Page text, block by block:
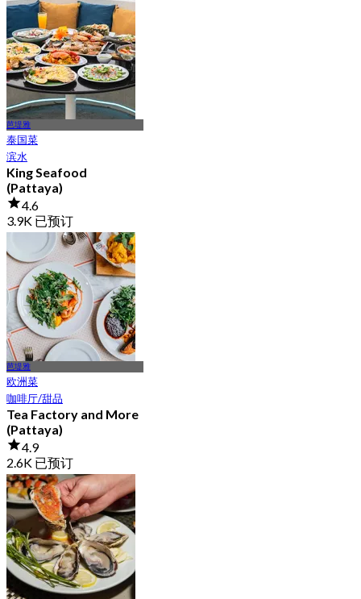
芭堤雅
泰国菜
滨水
King Seafood
(Pattaya)
4.6
3.9K 已预订
฿ 467.5
芭堤雅
欧洲菜
咖啡厅/甜品
Tea Factory and More
(Pattaya)
4.9
2.6K 已预订
起฿ 463.33